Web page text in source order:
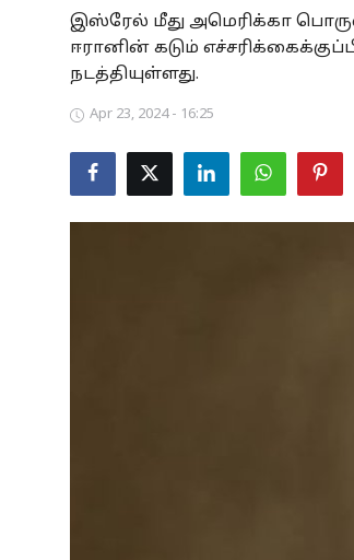
Business
Tamilnadu
National
இஸ்ரேல் மீது அமெரிக்கா
ஈரானின் கடும்
நடத்தியுள்ளது.
Apr 23, 2024 - 16:25